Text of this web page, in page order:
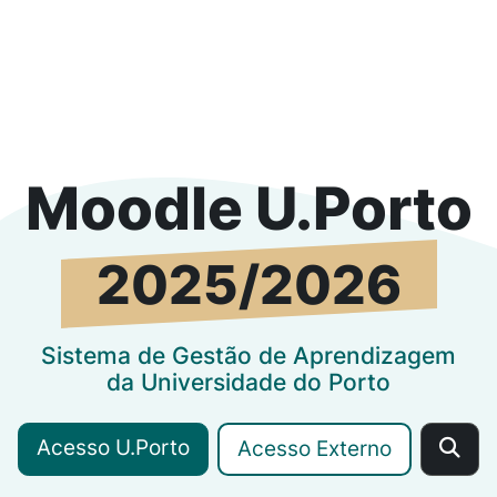
Moodle U.Porto
2025/2026
Sistema de Gestão de Aprendizagem
da Universidade do Porto
Acesso U.Porto Acesso Externo